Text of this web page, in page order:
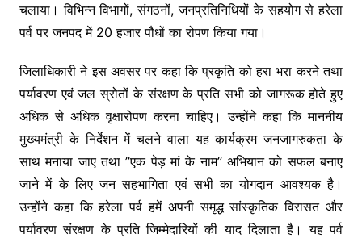
चलाया। विभिन्न विभागों, संगठनों, जनप्रतिनिधियों के सहयोग से हरेला
पर्व पर जनपद में 20 हजार पौधों का रोपण किया गया।
जिलाधिकारी ने इस अवसर पर कहा कि प्रकृति को हरा भरा करने तथा
पर्यावरण एवं जल स्रोतों के संरक्षण के प्रति सभी को जागरूक होते हुए
अधिक से अधिक वृक्षारोपण करना चाहिए। उन्होंने कहा कि माननीय
मुख्यमंत्री के निर्देशन में चलने वाला यह कार्यक्रम जनजागरुकता के
साथ मनाया जाए तथा ’’एक पेड़ मां के नाम’’ अभियान को सफल बनाए
जाने में के लिए जन सहभागिता एवं सभी का योगदान आवश्यक है।
उन्होंने कहा कि हरेला पर्व हमें अपनी समृद्ध सांस्कृतिक विरासत और
पर्यावरण संरक्षण के प्रति जिम्मेदारियों की याद दिलाता है। यह पर्व